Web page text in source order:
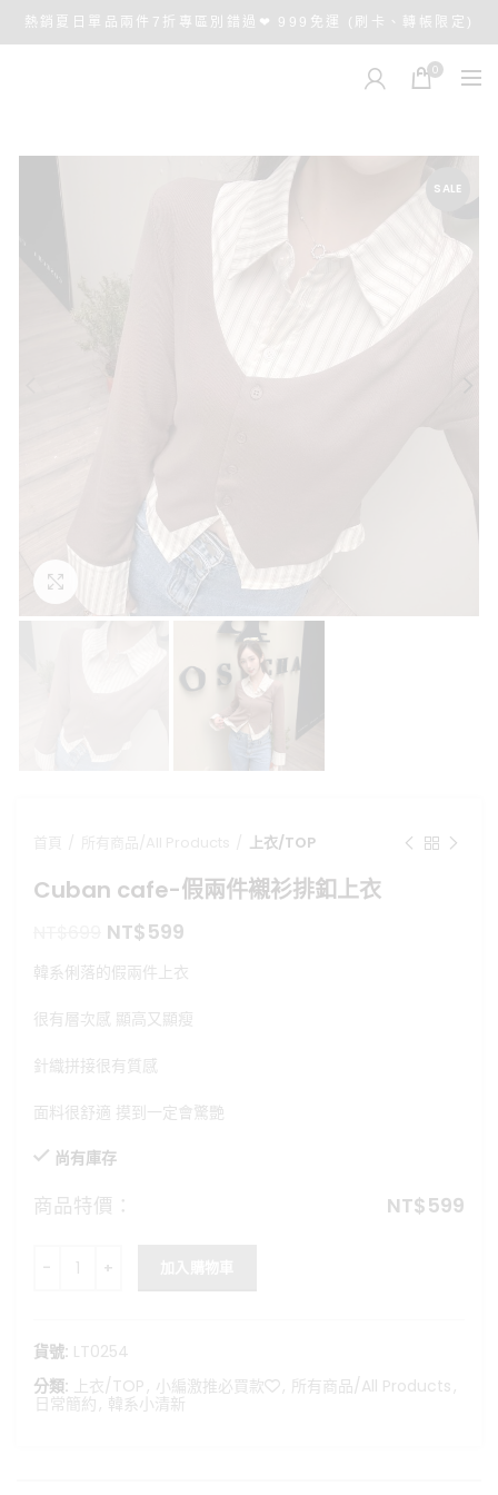
熱銷夏日單品兩件7折專區別錯過❤ 999免運 (刷卡、轉帳限定)
0
SALE
點擊放大
上衣/TOP
Cuban cafe-假兩件襯衫排釦上衣
原
價
NT$699。
NT$599
價
NT$599。
韓系俐落的假兩件上衣
很有層次感 顯高又顯瘦
針織拼接很有質感
面料很舒適 摸到一定會驚艷
尚有庫存
商品特價： NT$599
Cuban cafe-假兩件襯衫排釦上衣 數量
貨號: LT0254
分類: 上衣/TOP , 小編激推必買款❤️, 所有商品/All Products ,
日常簡約 , 韓系小清新